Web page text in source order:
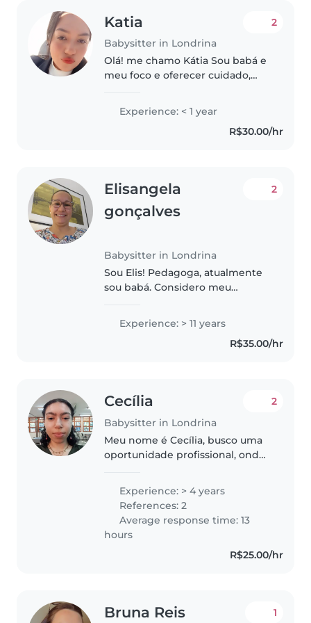
Katia
Babysitter in Londrina
2
Olá! me chamo Kátia Sou babá e
meu foco e oferecer cuidado,
carinho. Tenho facilidade com
crianças e gosto de manter a
rotina, higiene e atividades
Experience: < 1 year
R$30.00/hr
Elisangela
gonçalves
Babysitter in Londrina
2
Sou Elis! Pedagoga, atualmente
sou babá. Considero meu
meu diferencial! ☺️ Tenho muitas
coisas incríveis pra trabalhar com
seu filho(a) . Amo o que faço,..
Experience: > 11 years
R$35.00/hr
Cecília
Babysitter in Londrina
2
Meu nome é Cecília, busco uma
oportunidade profissional, onde
conhecimentos e habilidades
sobre educação e crianças.
Cursei o Colégio Estadual Cristo
Rei..
Experience: > 4 years
References: 2
Average response time: 13
hours
R$25.00/hr
Bruna Reis 1